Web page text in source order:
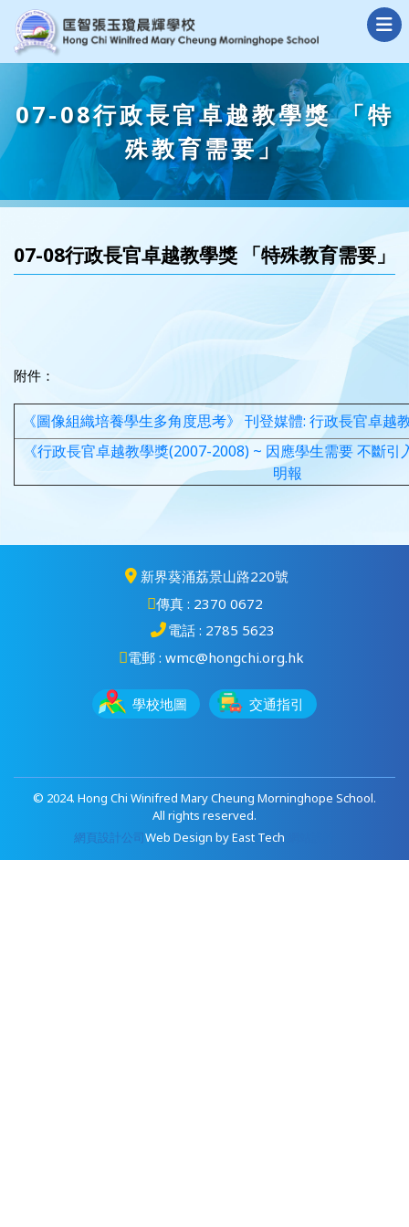
07-08行政長官卓越教學獎 「特
殊教育需要」
07-08行政長官卓越教學獎 「特殊教育需要」
附件：
《圖像組織培養學生多角度思考》 刊登媒體: 行政長官卓越
《行政長官卓越教學獎(2007-2008) ~ 因應學生需要 不斷引
明報
新界葵涌荔景山路220號
傳真 : 2370 0672
電話 : 2785 5623
電郵 : wmc@hongchi.org.hk
學校地圖 交通指引
© 2024. Hong Chi Winifred Mary Cheung Morninghope School.
All rights reserved.
網頁設計公司 Web Design byEast Tech